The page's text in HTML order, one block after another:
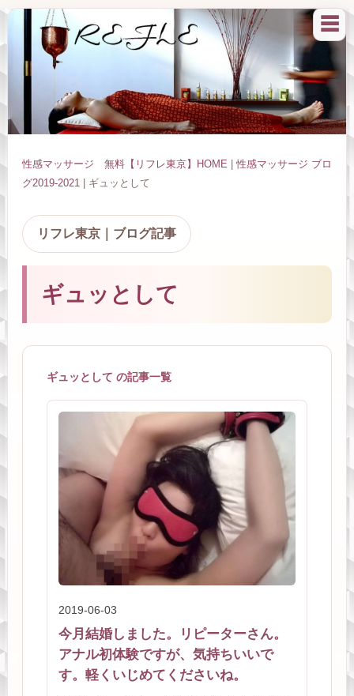
☰
性感マッサージ 無料【リフレ東京】HOME
性感マッサージ ブロ
グ2019-2021
| ギュッとして
リフレ東京｜ブログ記事
ギュッとして
ギュッとして の記事一覧
2019-06-03
今月結婚しました。リピーターさん。
アナル初体験ですが、気持ちいいで
す。軽くいじめてくださいね。